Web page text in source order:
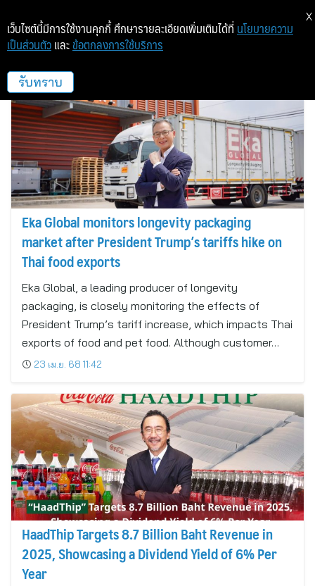
Make A Wealth
Eka Global monitors longevity packaging
market after President Trump’s tariffs hike on
Thai food exports
Eka Global, a leading producer of longevity
packaging, is closely monitoring the effects of
President Trump’s tariff increase, which impacts Thai
exports of food and pet food. Although customer…
23 เม.ย. 68 11:42
HaadThip Targets 8.7 Billion Baht Revenue in
2025, Showcasing a Dividend Yield of 6% Per
Year
เว็บไซต์นี้มีการใช้งานคุกกี้ ศึกษารายละเอียดเพิ่มเติมได้ที่ นโยบายความ
เป็นส่วนตัว และ ข้อตกลงการใช้บริการ
รับทราบ
X